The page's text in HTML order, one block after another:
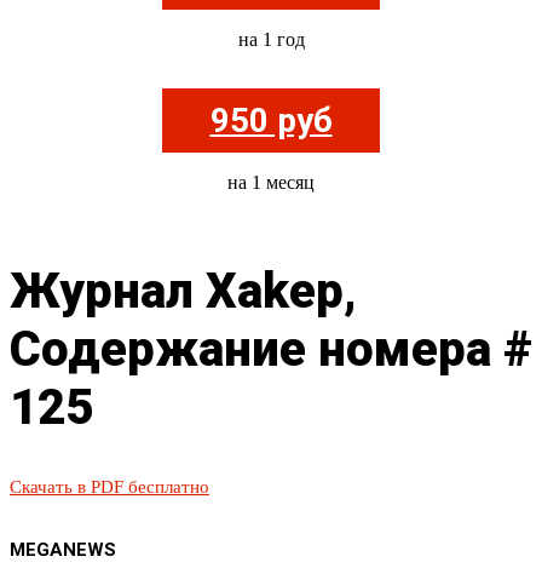
на 1 год
950 руб
на 1 месяц
Журнал Xakep,
Содержание номера #
125
Скачать в PDF бесплатно
MEGANEWS